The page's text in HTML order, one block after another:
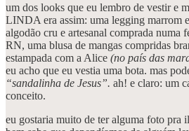
um dos looks que eu lembro de vestir e
LINDA era assim: uma legging marrom
algodão cru e artesanal comprada numa
RN, uma blusa de mangas compridas
estampada com a Alice (no país das
eu acho que eu vestia uma bota. mas
“sandalinha de Jesus”. ah! e claro: um
conceito.
eu gostaria muito de ter alguma foto pra